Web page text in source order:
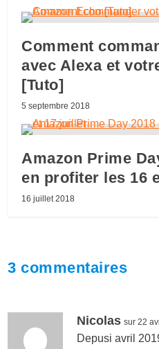
Comment
avec Alexa et
[Tuto]
5 septembre 2018
Amazon Prime
en profiter les 16
16 juillet 2018
3 commentaires
Nicolas sur 22
Depusi avril